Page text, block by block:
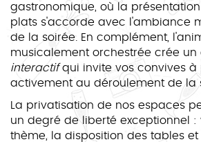
gastronomique, où la
plats s'accorde avec l'ambiance
de la soirée. En complément,
musicalement orchestrée crée un
interactifqui invite vos convives à
activement au déroulement de la
La privatisation de nos espaces
un degré de liberté exceptionnel :
thème, la disposition des tables